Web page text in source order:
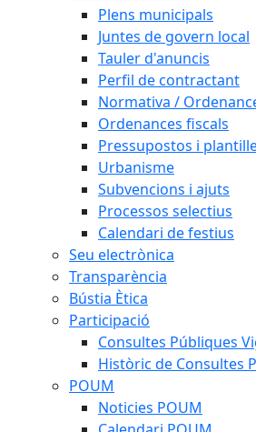
Plens municipals
Juntes de govern local
Tauler d'anuncis
Perfil de contractant
Normativa /
Ordenances fiscals
Pressupostos i
Urbanisme
Subvencions i ajuts
Processos selectius
Calendari de festius
Seu electrònica
Transparència
Bústia Ètica
Participació
Consultes Públiques
Històric de Consultes
POUM
Noticies POUM